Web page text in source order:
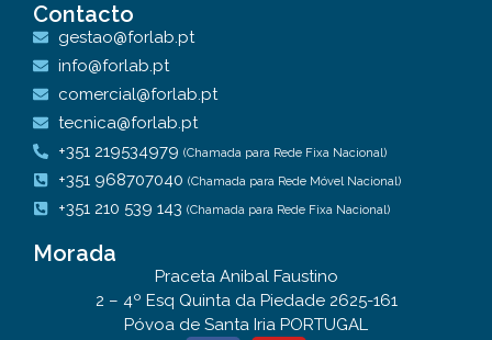
Contacto
gestao@forlab.pt
info@forlab.pt
comercial@forlab.pt
tecnica@forlab.pt
+351 219534979 (Chamada para Rede Fixa Nacional)
+351 968707040 (Chamada para Rede Móvel Nacional)
+351 210 539 143 (Chamada para Rede Fixa Nacional)
Morada
Praceta Anibal Faustino
2 – 4º Esq Quinta da Piedade 2625-161
Póvoa de Santa Iria PORTUGAL